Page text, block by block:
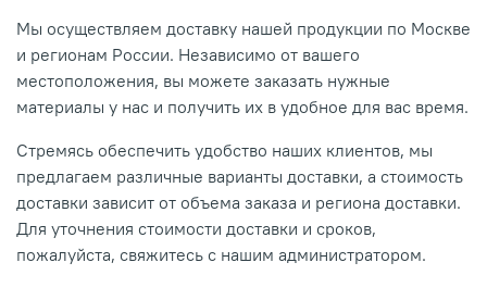
Мы осуществляем доставку нашей продукции по Москве
и регионам России. Независимо от вашего
местоположения, вы можете заказать нужные
материалы у нас и получить их в удобное для вас время.
Стремясь обеспечить удобство наших клиентов, мы
предлагаем различные варианты доставки, а стоимость
доставки зависит от объема заказа и региона доставки.
Для уточнения стоимости доставки и сроков,
пожалуйста, свяжитесь с нашим администратором.